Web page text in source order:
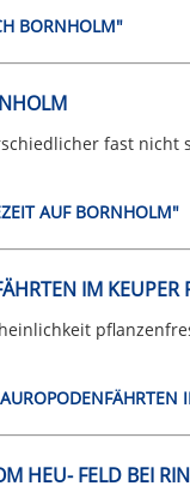
BORNHOLM"
fast nicht
AUF BORNHOLM"
IM KEUPER
HEU- FELD BEI